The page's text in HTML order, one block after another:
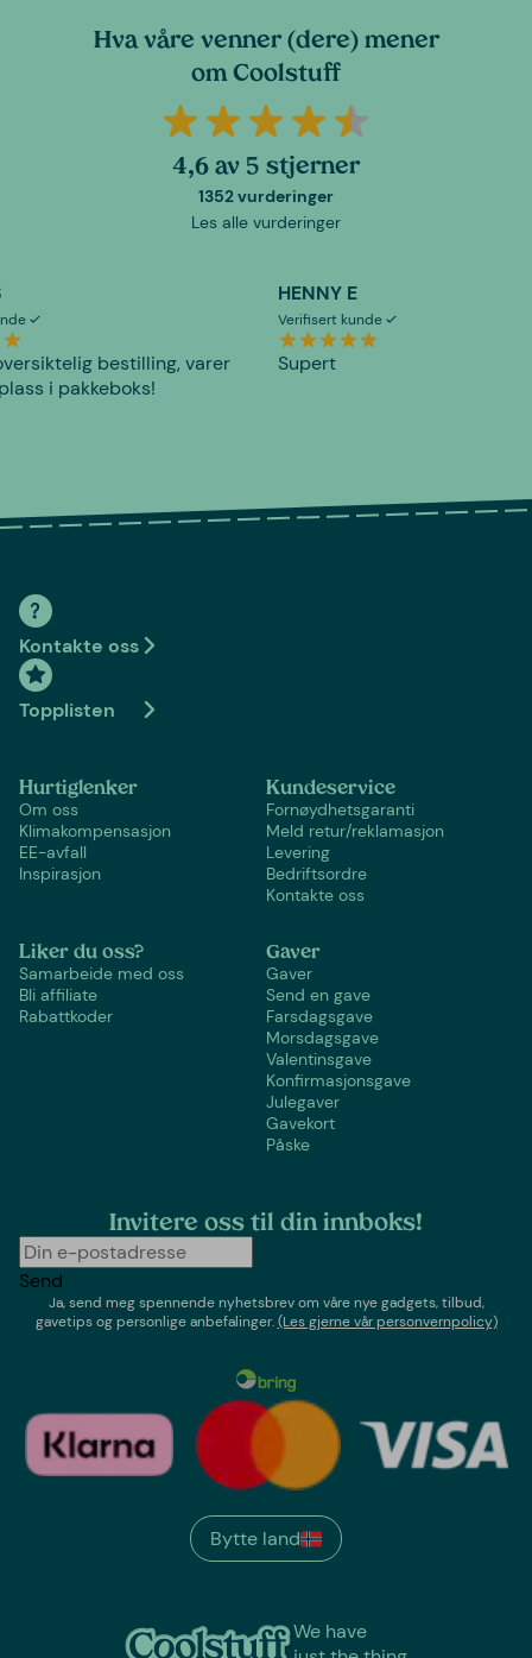
Hva våre venner (dere) mener
om Coolstuff
4,6 av 5 stjerner
1352 vurderinger
Les alle vurderinger
bestilling, varer
i pakkeboks!
HENNY E
Verifisert kunde
Supert
Kontakte oss
Topplisten
Hurtiglenker
Om oss
Klimakompensasjon
EE-avfall
Inspirasjon
Kundeservice
Fornøydhetsgaranti
Meld retur/reklamasjon
Levering
Bedriftsordre
Kontakte oss
Liker du oss?
Samarbeide med oss
Bli affiliate
Rabattkoder
Gaver
Gaver
Send en gave
Farsdagsgave
Morsdagsgave
Valentinsgave
Konfirmasjonsgave
Julegaver
Gavekort
Påske
Invitere oss til din innboks!
Send
Ja, send meg spennende nyhetsbrev om våre nye gadgets, tilbud,
gavetips og personlige anbefalinger.(Les gjerne vår personvernpolicy)
We have
Bytte land